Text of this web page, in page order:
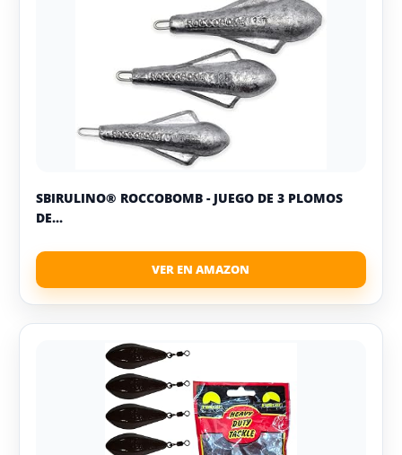
SBIRULINO® ROCCOBOMB - JUEGO DE 3 PLOMOS
DE...